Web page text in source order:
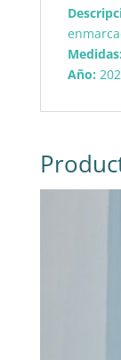
Medidas:
Año: